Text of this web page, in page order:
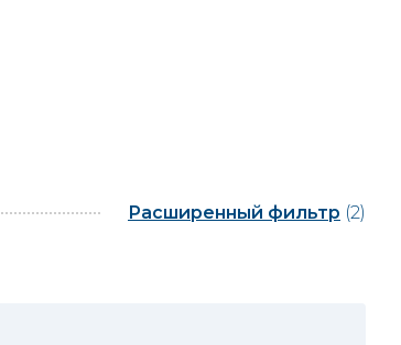
Расширенный фильтр (2)